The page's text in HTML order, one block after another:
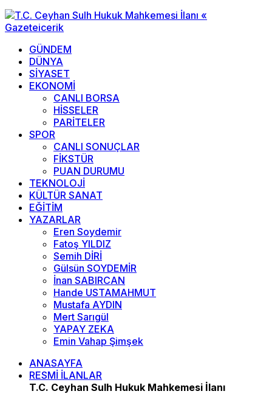
GÜNDEM
DÜNYA
SİYASET
EKONOMİ
CANLI BORSA
HİSSELER
PARİTELER
SPOR
CANLI SONUÇLAR
FİKSTÜR
PUAN DURUMU
TEKNOLOJİ
KÜLTÜR SANAT
EĞİTİM
YAZARLAR
Eren Soydemir
Fatoş YILDIZ
Semih DİRİ
Gülsün SOYDEMİR
İnan SABIRCAN
Hande USTAMAHMUT
Mustafa AYDIN
Mert Sarıgül
YAPAY ZEKA
Emin Vahap Şimşek
ANASAYFA
RESMİ İLANLAR
T.C. Ceyhan Sulh Hukuk Mahkemesi İlanı